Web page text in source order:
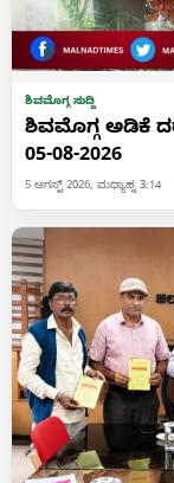
ಶಿವಮೊಗ್ಗ ಸುದ್ದಿ
ಶಿವಮೊಗ್ಗ ಅಡಿಕೆ
05-08-2026
5 ಆಗಸ್ಟ್ 2026, ಮಧ್ಯಾಹ್ನ 3:14